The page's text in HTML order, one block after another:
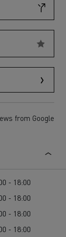
from Google
- 18:00
- 18:00
- 18:00
- 18:00